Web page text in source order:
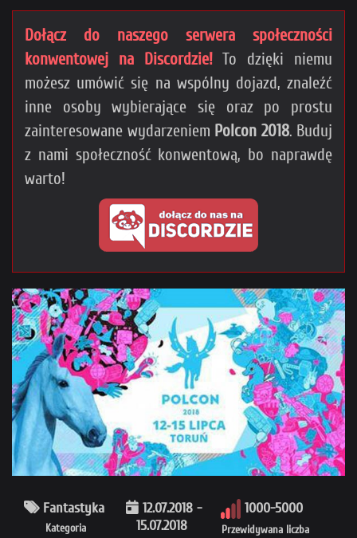
Dołącz do naszego serwera społeczności
konwentowej na Discordzie!To dzięki niemu
możesz umówić się na wspólny dojazd, znaleźć
inne osoby wybierające się oraz po prostu
zainteresowane wydarzeniem Polcon 2018. Buduj
z nami społeczność konwentową, bo naprawdę
warto!
Kategoria
Fantastyka
12.07.2018 -
15.07.2018
Przewidywana liczba
1000-5000